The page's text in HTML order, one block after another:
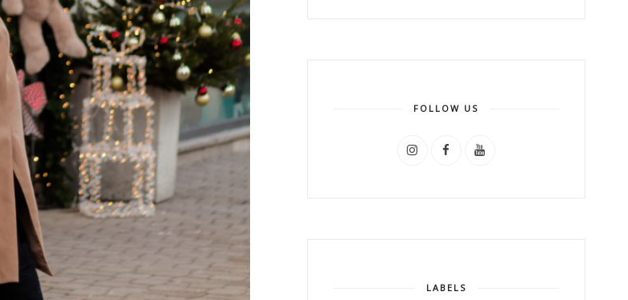
FOLLOW US
LABELS